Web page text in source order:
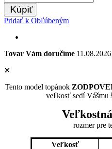
Kúpiť
Pridať k Obľúbeným
Tovar Vám doručíme 11.08.2026
✕
Tento model topánok
veľkosť sedí Vášmu
rozmer pre
Veľkosť